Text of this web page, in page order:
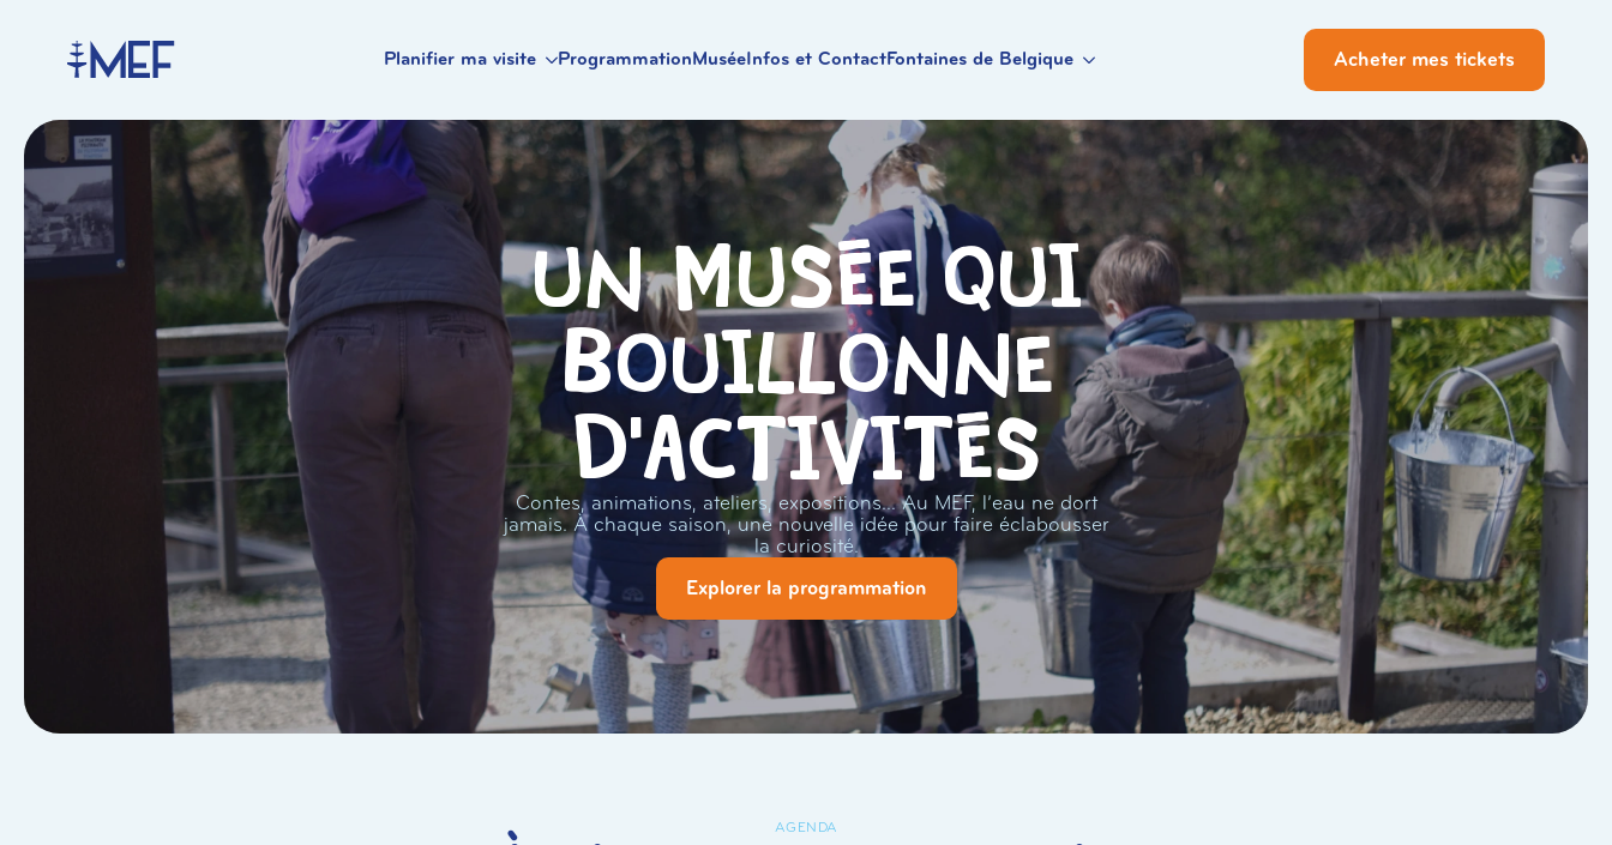
Planifier ma visite ProgrammationMuséeInfos et ContactFontaines de Belgique Acheter mes tickets
Un musée qui
bouillonne
d'activités
Contes, animations, ateliers, expositions… Au MEF, l’eau ne dort
jamais. À chaque saison, une nouvelle idée pour faire éclabousser
la curiosité.
Explorer la programmation
AGENDA